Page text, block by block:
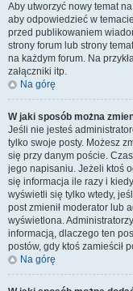
Aby utworzyć nowy temat
aby odpowiedzieć w
przed publikowaniem
strony forum lub strony
na każdym forum. Na
załączniki itp.
Na górę
W jaki sposób można
Jeśli nie jesteś
tylko swoje posty. Możesz
się przy danym poście.
jego napisaniu. Jeżeli ktoś
się informacja ile razy i
wyświetli się tylko wtedy,
post zmienił moderator lub
wyświetlona.
informacją, dlaczego ten
postów, gdy ktoś zamieścił
Na górę